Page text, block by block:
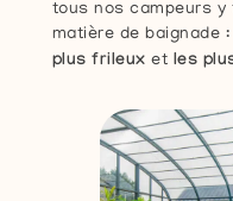
tous nos campeurs y
matière de baignade :
plus frileux et les